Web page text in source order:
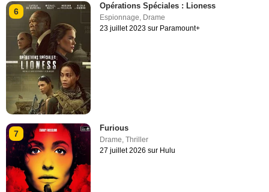
6
Opérations Spéciales : Lioness
Espionnage Drame
23 juillet 2023 sur Paramount+
7
Furious
Drame,Thriller
27 juillet 2026 sur Hulu